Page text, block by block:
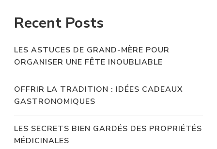
Recent Posts
LES ASTUCES DE GRAND-MÈRE POUR
ORGANISER UNE FÊTE INOUBLIABLE
OFFRIR LA TRADITION : IDÉES CADEAUX
GASTRONOMIQUES
LES SECRETS BIEN GARDÉS DES PROPRIÉTÉS
MÉDICINALES